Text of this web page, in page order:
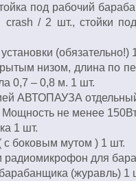
под рабочий
crash / 2 шт., стойки
(обязательно!)
низом, длина по
0,7 – 0,8 м. 1 шт.
АВТОПАУЗА
не менее
1 шт.
боковым мутом ) 1 шт.
для
(журавль) 1